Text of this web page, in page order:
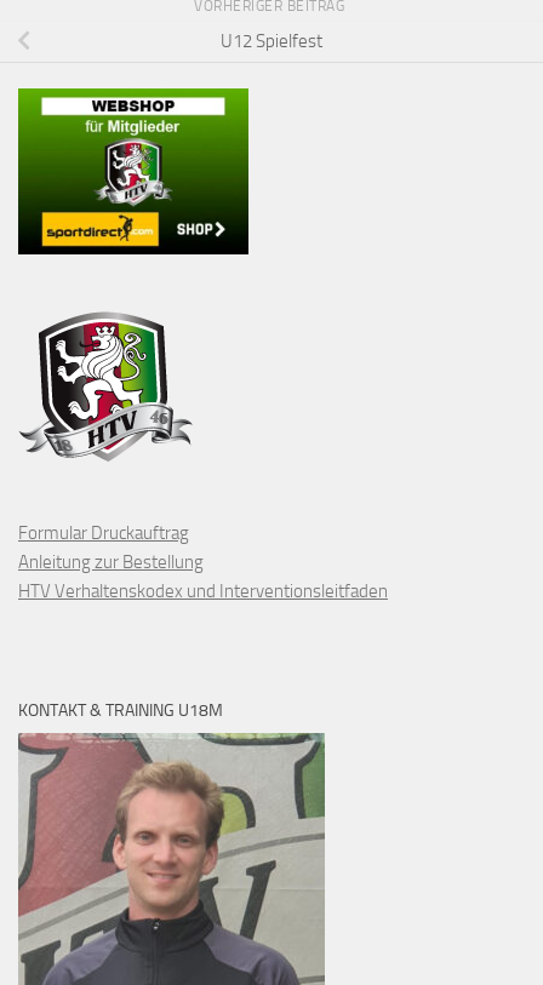
VORHERIGER BEITRAG
U12 Spielfest
Formular Druckauftrag
Anleitung zur Bestellung
HTV Verhaltenskodex und Interventionsleitfaden
KONTAKT & TRAINING U18M